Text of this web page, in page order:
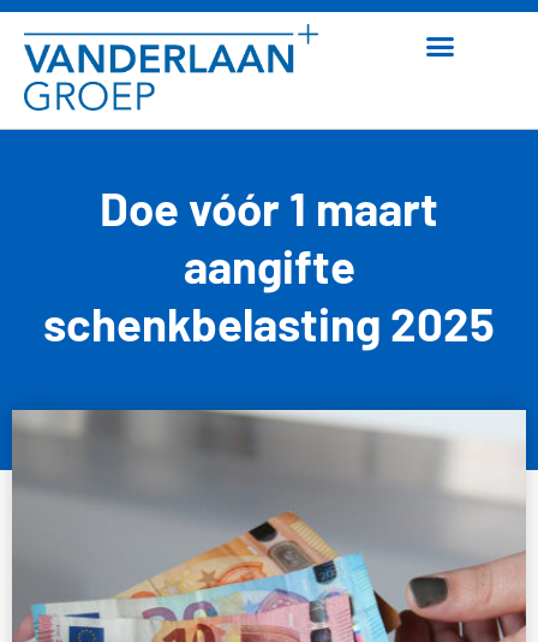
Doe vóór 1 maart
aangifte
schenkbelasting 2025